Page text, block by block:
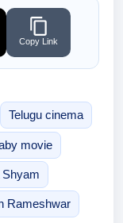
Copy Link
Telugu cinema
movie
Shyam
Rameshwar